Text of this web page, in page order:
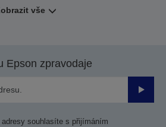
vše
Epson zpravodaje
souhlasíte s přijímáním